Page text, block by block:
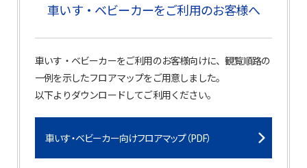
車いす・ベビーカーをご利用のお客様へ
車いす・ベビーカーをご利用のお客様向けに、観覧順路の
一例を示したフロアマップをご用意しました。
以下よりダウンロードしてご利用ください。
車いす・ベビーカー向けフロアマップ（PDF）